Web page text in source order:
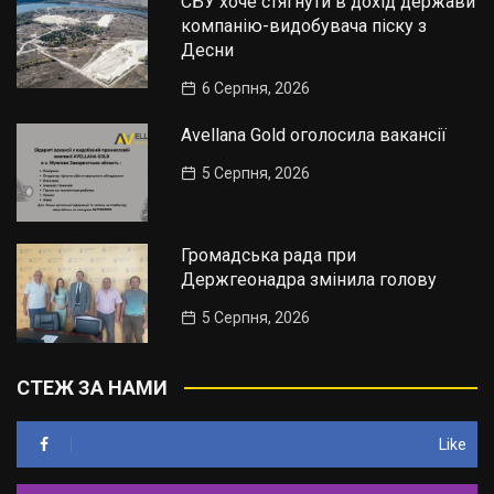
компанію-видобувача піску з
Десни
6 Серпня, 2026
Avellana Gold оголосила вакансії
5 Серпня, 2026
Громадська рада при
Держгеонадра змінила голову
5 Серпня, 2026
СТЕЖ ЗА НАМИ
Like